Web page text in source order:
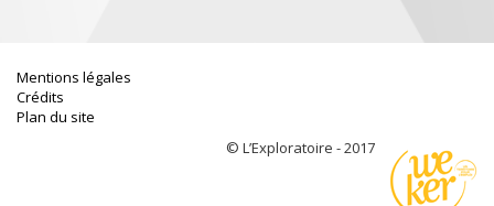
Mentions légales
Crédits
Plan du site
© L’Exploratoire - 2017